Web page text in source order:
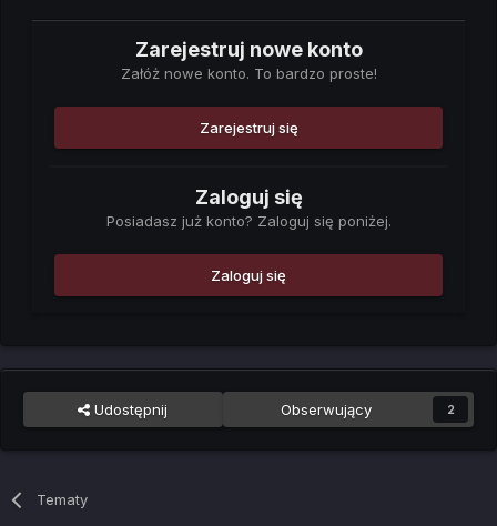
Zarejestruj nowe konto
Załóż nowe konto. To bardzo proste!
Zarejestruj się
Zaloguj się
Posiadasz już konto? Zaloguj się poniżej.
Zaloguj się
Udostępnij Obserwujący 2
Tematy